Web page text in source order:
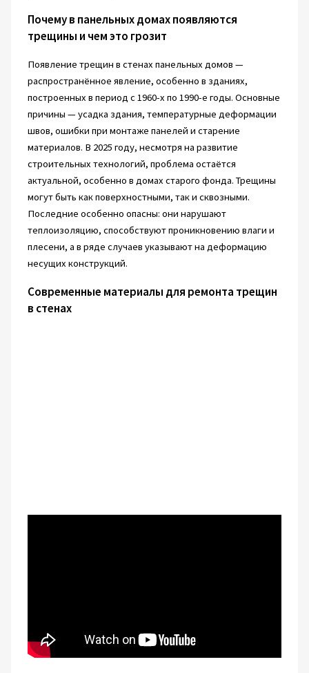
Почему в панельных домах появляются
трещины и чем это грозит
Появление трещин в стенах панельных домов —
распространённое явление, особенно в зданиях,
построенных в период с 1960-х по 1990-е годы. Основные
причины — усадка здания, температурные деформации
швов, ошибки при монтаже панелей и старение
материалов. В 2025 году, несмотря на развитие
строительных технологий, проблема остаётся
актуальной, особенно в домах старого фонда. Трещины
могут быть как поверхностными, так и сквозными.
Последние особенно опасны: они нарушают
теплоизоляцию, способствуют проникновению влаги и
плесени, а в ряде случаев указывают на деформацию
несущих конструкций.
Современные материалы для ремонта трещин
в стенах